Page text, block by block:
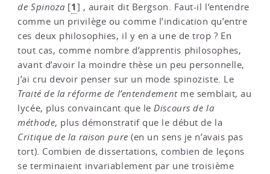
de Spinoza [1] , aurait dit Bergson. Faut-il l’entendre
comme un privilège ou comme l’indication qu’entre
ces deux philosophies, il y en a une de trop ? En
tout cas, comme nombre d’apprentis philosophes,
avant d’avoir la moindre thèse un peu personnelle,
j’ai cru devoir penser sur un mode spinoziste. Le
Traité de la réforme de l’entendementme semblait, au
lycée, plus convaincant que leDiscours de la
méthode, plus démonstratif que le début de la
Critique de la raison pure (en un sens je n’avais pas
tort). Combien de dissertations, combien de leçons
se terminaient invariablement par une troisième